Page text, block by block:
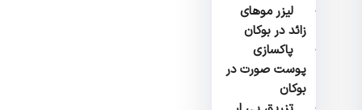
لیزر موهای
زائد در بوکان
پاکسازی
پوست صورت در
بوکان